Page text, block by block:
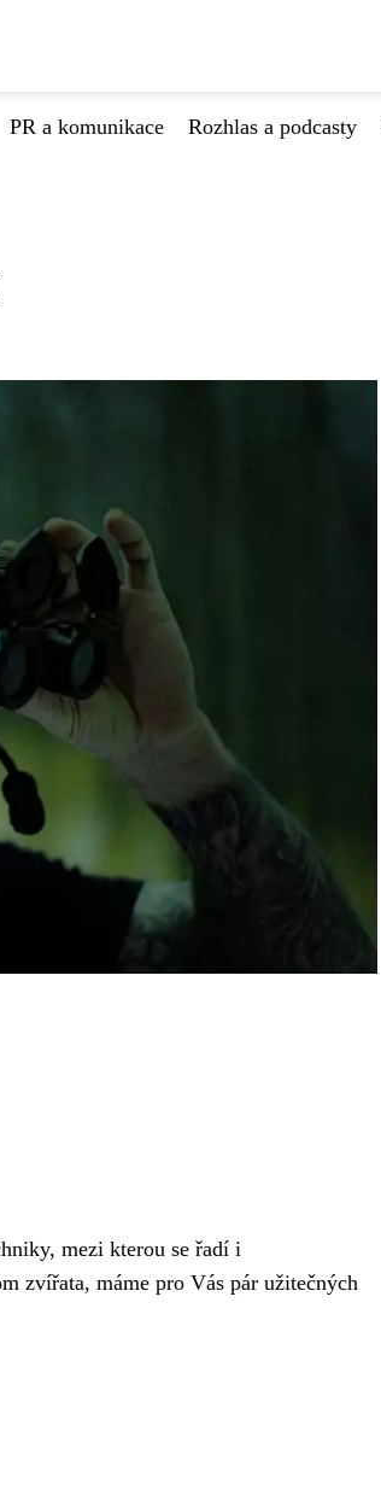
PR a komunikace Rozhlas a podcasty
mezi kterou se řadí i
zvířata, máme pro Vás pár užitečných